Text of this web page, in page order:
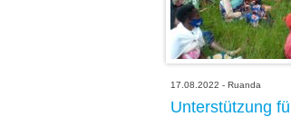
17.08.2022 - Ruanda
Unterstützung